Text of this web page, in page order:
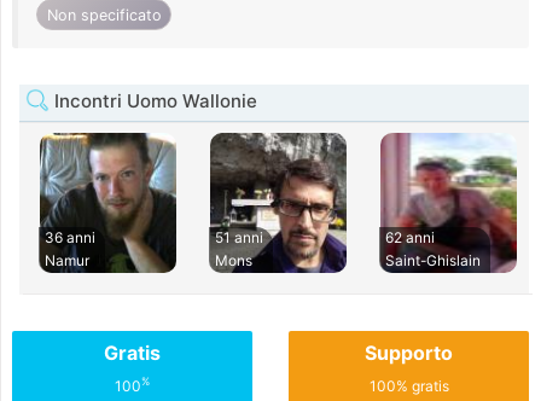
Non specificato
Incontri Uomo Wallonie
36 anni
Namur
51 anni
Mons
62 anni
Saint-Ghislain
Gratis
100%
Supporto
100% gratis